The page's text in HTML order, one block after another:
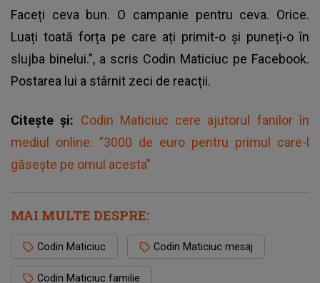
Faceți ceva bun. O campanie pentru ceva. Orice.
Luați toată forța pe care ați primit-o și puneți-o în
slujba binelui.”, a scris Codin Maticiuc pe Facebook.
Postarea lui a stârnit zeci de reacții.
Citește și: Codin Maticiuc cere ajutorul fanilor în
mediul online: ”3000 de euro pentru primul care-l
găsește pe omul acesta”
MAI MULTE DESPRE:
Codin Maticiuc Codin Maticiuc mesaj
Codin Maticiuc familie